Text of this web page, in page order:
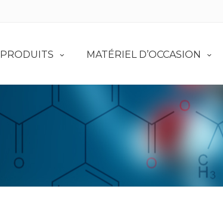
PRODUITS MATÉRIEL D’OCCASION